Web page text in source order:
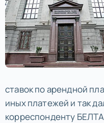
ставок по арендной
иных платежей и так
корреспонденту